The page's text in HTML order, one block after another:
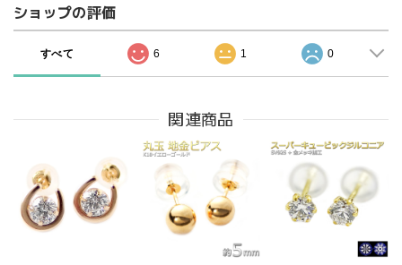
ショップの評価
すべて 6 1 0
関連商品